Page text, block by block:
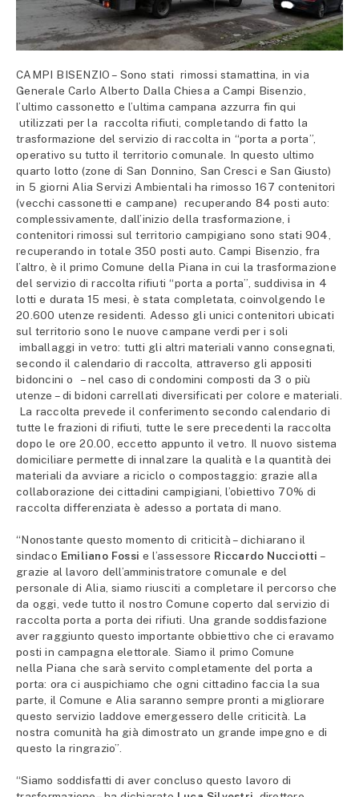
CAMPI BISENZIO – Sono stati rimossi stamattina, in via
Generale Carlo Alberto Dalla Chiesa a Campi Bisenzio,
l’ultimo cassonetto e l’ultima campana azzurra fin qui
utilizzati per la raccolta rifiuti, completando di fatto la
trasformazione del servizio di raccolta in “porta a porta”,
operativo su tutto il territorio comunale. In questo ultimo
quarto lotto (zone di San Donnino, San Cresci e San Giusto)
in 5 giorni Alia Servizi Ambientali ha rimosso 167 contenitori
(vecchi cassonetti e campane) recuperando 84 posti auto:
complessivamente, dall’inizio della trasformazione, i
contenitori rimossi sul territorio campigiano sono stati 904,
recuperando in totale 350 posti auto. Campi Bisenzio, fra
l’altro, è il primo Comune della Piana in cui la trasformazione
del servizio di raccolta rifiuti “porta a porta”, suddivisa in 4
lotti e durata 15 mesi, è stata completata, coinvolgendo le
20.600 utenze residenti. Adesso gli unici contenitori ubicati
sul territorio sono le nuove campane verdi per i soli
imballaggi in vetro: tutti gli altri materiali vanno consegnati,
secondo il calendario di raccolta, attraverso gli appositi
bidoncini o – nel caso di condomini composti da 3 o più
utenze – di bidoni carrellati diversificati per colore e materiali.
La raccolta prevede il conferimento secondo calendario di
tutte le frazioni di rifiuti, tutte le sere precedenti la raccolta
dopo le ore 20.00, eccetto appunto il vetro. Il nuovo sistema
domiciliare permette di innalzare la qualità e la quantità dei
materiali da avviare a riciclo o compostaggio: grazie alla
collaborazione dei cittadini campigiani, l’obiettivo 70% di
raccolta differenziata è adesso a portata di mano.
“Nonostante questo momento di criticità – dichiarano il
sindaco Emiliano Fossi e l’assessore Riccardo Nucciotti –
grazie al lavoro dell’amministratore comunale e del
personale di Alia, siamo riusciti a completare il percorso che
da oggi, vede tutto il nostro Comune coperto dal servizio di
raccolta porta a porta dei rifiuti. Una grande soddisfazione
aver raggiunto questo importante obbiettivo che ci eravamo
posti in campagna elettorale. Siamo il primo Comune
nella Piana che sarà servito completamente del porta a
porta: ora ci auspichiamo che ogni cittadino faccia la sua
parte, il Comune e Alia saranno sempre pronti a migliorare
questo servizio laddove emergessero delle criticità. La
nostra comunità ha già dimostrato un grande impegno e di
questo la ringrazio”.
“Siamo soddisfatti di aver concluso questo lavoro di